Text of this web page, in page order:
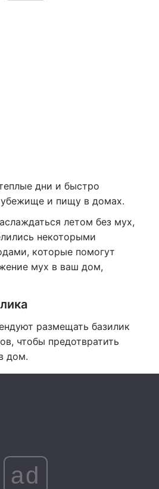
дни и быстро
и пищу в домах.
летом без мух,
некоторыми
которые помогут
мух в ваш дом,
размещать базилик
чтобы предотвратить
дом.
ad